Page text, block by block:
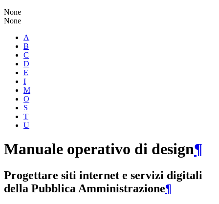
None
None
A
B
C
D
E
I
M
O
S
T
U
Manuale operativo di design¶
Progettare siti internet e servizi digitali
della Pubblica Amministrazione¶